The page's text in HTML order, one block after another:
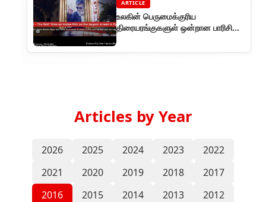
ARTICLE
உலகின் பெருமைக்குரிய
திரையரங்குகளுள் ஒன்றான பாரிசின்
Articles by Year
2026 2025 2024 2023
2022
2021
2020 2019 2018
2017
2016
2015 2014 2013
2012